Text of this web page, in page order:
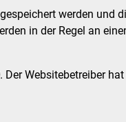
werden und
in der Regel an
Websitebetreiber